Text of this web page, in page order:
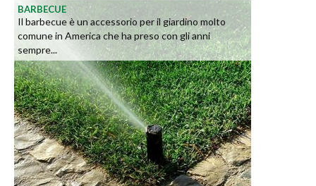
BARBECUE
Il barbecue è un accessorio per il giardino molto
comune in America che ha preso con gli anni
sempre...